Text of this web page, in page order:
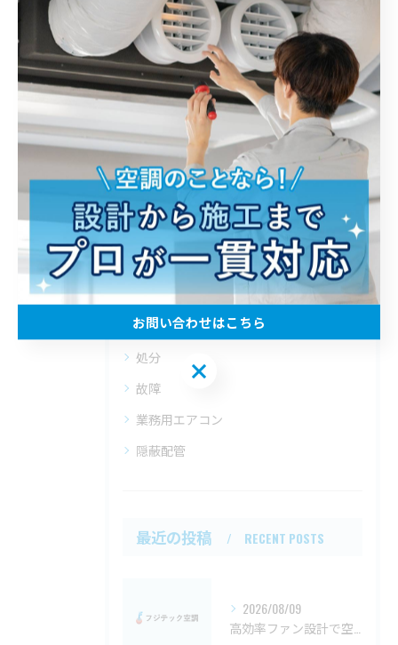
1 2 3 4 5 ... 8
カテゴリー CATEGORIES
全てのカテゴリー
エアコン
エアコン入替工事
フロン類充填回収
全館空調
処分
故障
業務用エアコン
隠蔽配管
最近の投稿 RECENT POSTS
2026/08/09
お問い合わせはこちら
お問い合わせはこちら